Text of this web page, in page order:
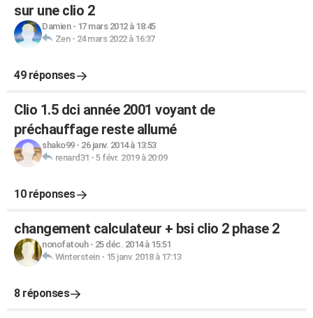
sur une clio 2
Damien- 17 mars 2012 à 18:45
Zen- 24 mars 2022 à 16:37
49 réponses
Clio 1.5 dci année 2001 voyant de
préchauffage reste allumé
shako99- 26 janv. 2014 à 13:53
renard31 - 5 févr. 2019 à 20:09
10 réponses
changement calculateur + bsi clio 2 phase 2
nonofatouh- 25 déc. 2014 à 15:51
Winterstein- 15 janv. 2018 à 17:13
8 réponses